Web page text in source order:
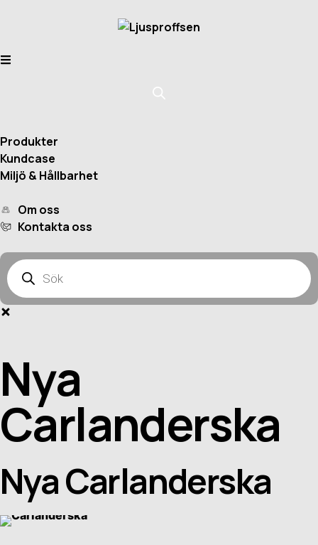
Produkter
Kundcase
Miljö & Hållbarhet
Om oss
Kontakta oss
Nya
Carlanderska
Nya Carlanderska